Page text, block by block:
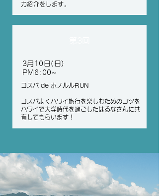
力紹介をします。
3月10日(日 )
PM6:00~
​コスパ de ホノルルRUN
​コスパよくハワイ旅行を楽しむためのコツを
ハワイで大学時代を過ごしたはるなさんに共
有してもらいます！